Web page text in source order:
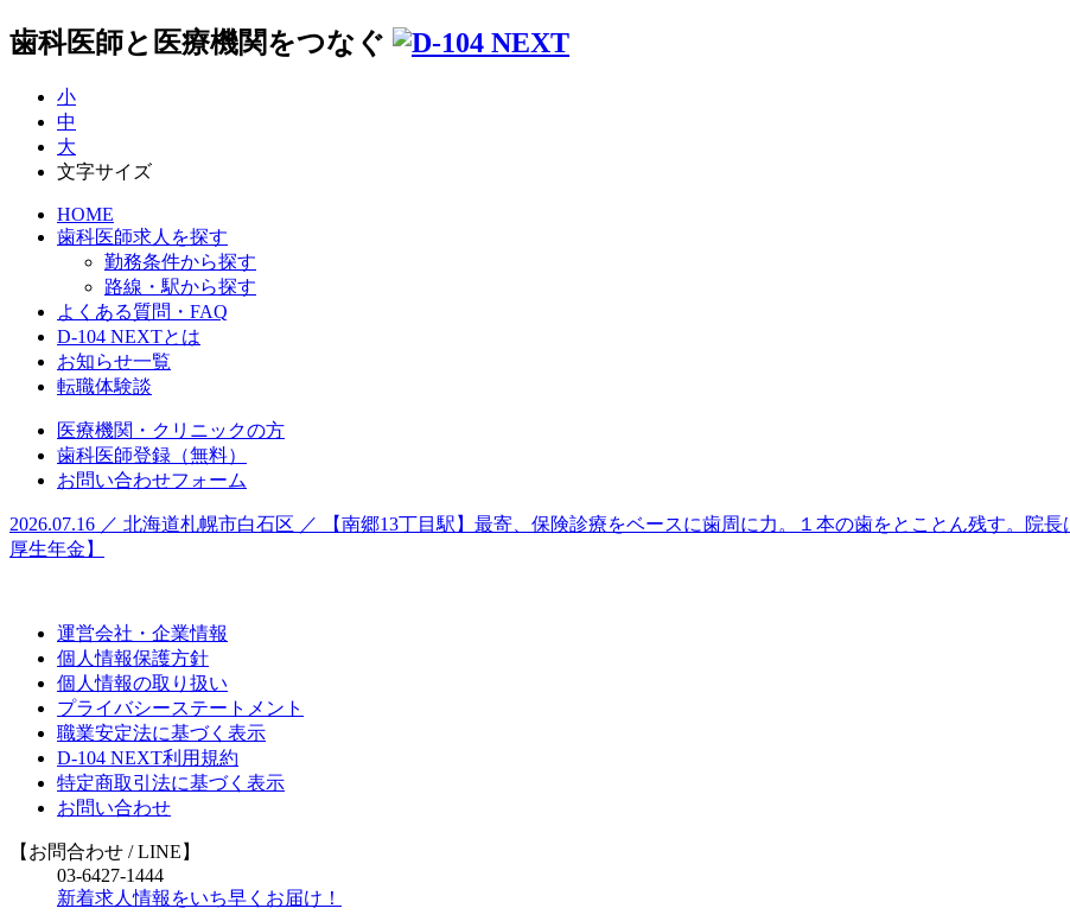
歯科医師と医療機関をつなぐ
小
中
大
文字サイズ
HOME
歯科医師求人を探す
勤務条件から探す
路線・駅から探す
よくある質問・FAQ
D-104 NEXTとは
お知らせ一覧
転職体験談
医療機関・クリニックの方
歯科医師登録（無料）
お問い合わせフォーム
2026.07.16 ／ 北海道札幌市白石区 ／ 【南郷13丁目駅】最寄、保険診療をベースに歯周に力。１本の歯をとことん残す。院
厚生年金】
運営会社・企業情報
個人情報保護方針
個人情報の取り扱い
プライバシーステートメント
職業安定法に基づく表示
D-104 NEXT利用規約
特定商取引法に基づく表示
お問い合わせ
【お問合わせ / LINE 】
03-6427-1444
新着求人情報をいち早くお届け！